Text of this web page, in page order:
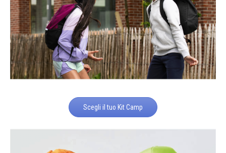
Scegli il tuo Kit Camp